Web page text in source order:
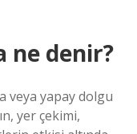
ne denir?
veya yapay dolgu
yer çekimi,